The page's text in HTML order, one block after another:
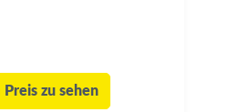
Preis zu sehen